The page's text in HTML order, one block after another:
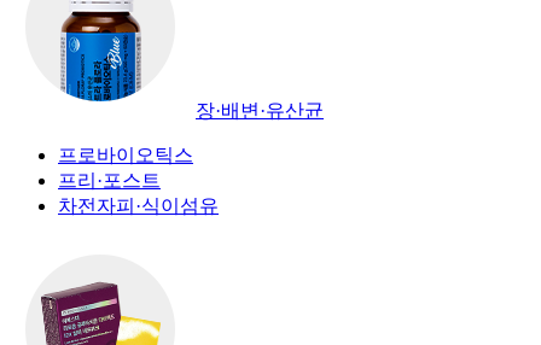
장·배변·유산균
프로바이오틱스
프리·포스트
차전자피·식이섬유